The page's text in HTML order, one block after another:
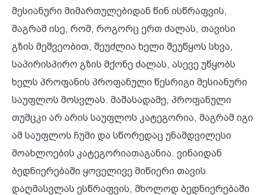
მესიანური მიმართულებიდან წინ ისწრაფვის,
მაგრამ ისე, რომ, როგორც ერთ ძალას, თავისი
გზის მეშვეობით, შეუძლია ხელი შეუწყოს სხვა,
საპირისპირო გზის მქონე ძალას, ასევე უწყობს
ხელს პროფანის პროფანული წესრიგი მესიანური
საუფლოს მოსვლას. მაშასადამე, პროფანული
თუმცკი არ არის საუფლოს კატეგორია, მაგრამ იგი
ამ საუფლოს ჩუმი და სწორედაც უნამდვილესი
მოახლოების კატეგორიათაგანია. ვინაიდან
ბედნიერებაში ყოველივე მიწიერი თავის
დაღმასვლას ესწრაფვის, მხოლოდ ბედნიერებაში